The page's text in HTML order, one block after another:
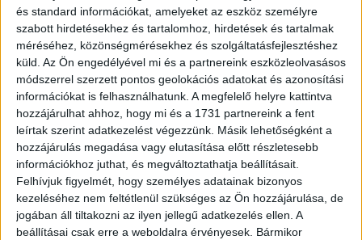
és standard információkat, amelyeket az eszköz személyre
szabott hirdetésekhez és tartalomhoz, hirdetések és tartalmak
méréséhez, közönségmérésekhez és szolgáltatásfejlesztéshez
küld. Az Ön engedélyével mi és a partnereink eszközleolvasásos
módszerrel szerzett pontos geolokációs adatokat és azonosítási
információkat is felhasználhatunk. A megfelelő helyre kattintva
hozzájárulhat ahhoz, hogy mi és a 1731 partnereink a fent
leírtak szerint adatkezelést végezzünk. Másik lehetőségként a
hozzájárulás megadása vagy elutasítása előtt részletesebb
információkhoz juthat, és megváltoztathatja beállításait.
Felhívjuk figyelmét, hogy személyes adatainak bizonyos
kezeléséhez nem feltétlenül szükséges az Ön hozzájárulása, de
jogában áll tiltakozni az ilyen jellegű adatkezelés ellen. A
beállításai csak erre a weboldalra érvényesek. Bármikor
jobban ért, mint a „szeniorok”, és fogadja el, hogy más
dolgokat pedig a tapasztalata hiánya miatt még nem.
Helyezzen nagy hangsúlyt a magánéletére, mert a stabil
háttér nagyon kell a jó munkahelyi teljesítményhez. Legyen
egy életre szóló párja, néhány jóbarátja, sok haverja,
mozogjon sokat, járjon színházba és hallgasson jó zenét.
– Melyik volt az a könyv vagy film, ami az elmúlt
időszakban a legnagyobb hatással volt önre?
– Dragomán György: Máglya. Film: The Chosen.